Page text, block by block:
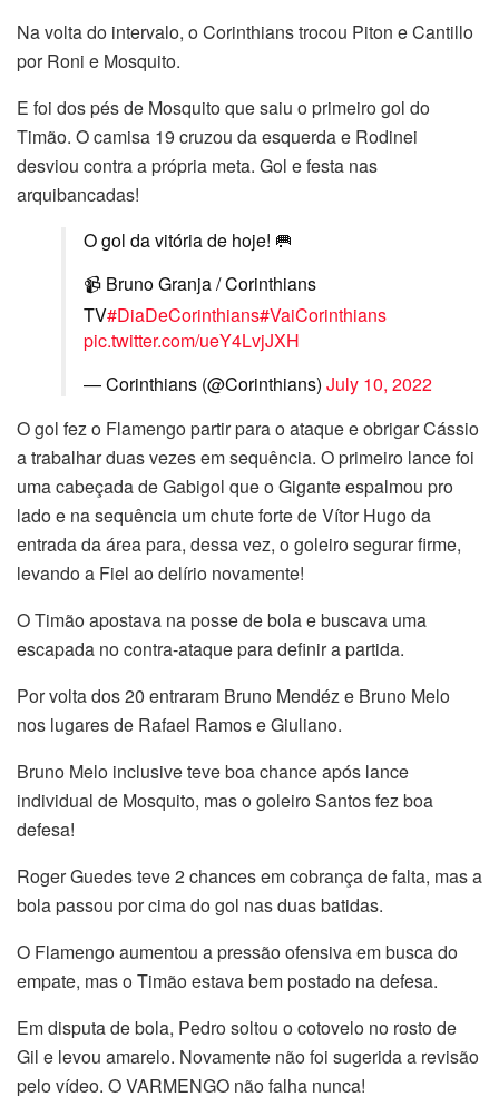
Na volta do intervalo, o Corinthians trocou Piton e Cantillo
por Roni e Mosquito.
E foi dos pés de Mosquito que saiu o primeiro gol do
Timão. O camisa 19 cruzou da esquerda e Rodinei
desviou contra a própria meta. Gol e festa nas
arquibancadas!
O gol da vitória de hoje! 🥅
📹 Bruno Granja / Corinthians
TV#DiaDeCorinthians#VaiCorinthians
pic.twitter.com/ueY4LvjJXH
— Corinthians (@Corinthians) July 10, 2022
O gol fez o Flamengo partir para o ataque e obrigar Cássio
a trabalhar duas vezes em sequência. O primeiro lance foi
uma cabeçada de Gabigol que o Gigante espalmou pro
lado e na sequência um chute forte de Vítor Hugo da
entrada da área para, dessa vez, o goleiro segurar firme,
levando a Fiel ao delírio novamente!
O Timão apostava na posse de bola e buscava uma
escapada no contra-ataque para definir a partida.
Por volta dos 20 entraram Bruno Mendéz e Bruno Melo
nos lugares de Rafael Ramos e Giuliano.
Bruno Melo inclusive teve boa chance após lance
individual de Mosquito, mas o goleiro Santos fez boa
defesa!
Roger Guedes teve 2 chances em cobrança de falta, mas a
bola passou por cima do gol nas duas batidas.
O Flamengo aumentou a pressão ofensiva em busca do
empate, mas o Timão estava bem postado na defesa.
Em disputa de bola, Pedro soltou o cotovelo no rosto de
Gil e levou amarelo. Novamente não foi sugerida a revisão
pelo vídeo. O VARMENGO não falha nunca!